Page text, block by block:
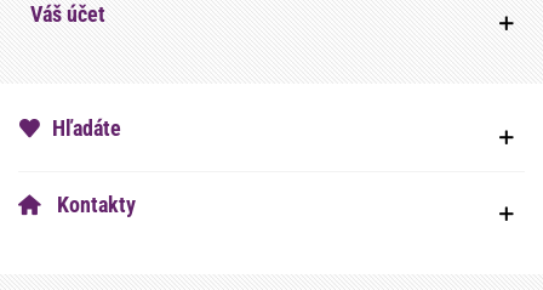
Váš účet
Hľadáte
Kontakty